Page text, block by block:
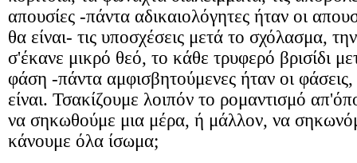
απουσίες -πάντα αδικαιολόγητες ήταν οι
θα είναι- τις υποσχέσεις μετά το σχόλασμα,
σ'έκανε μικρό θεό, το κάθε τρυφερό βρισίδι
φάση -πάντα αμφισβητούμενες ήταν οι
είναι. Τσακίζουμε λοιπόν το ρομαντισμό
να σηκωθούμε μια μέρα, ή μάλλον, να
κάνουμε όλα ίσωμα;